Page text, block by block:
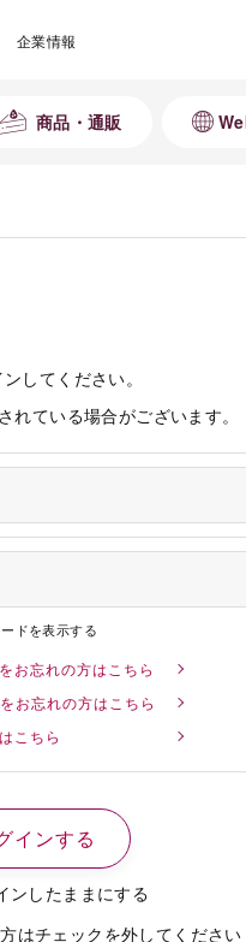
企業情報
商品・通販
してください。
ている場合がございます。
ドを表示する
お忘れの方はこちら
お忘れの方はこちら
こちら
ンしたままにする
はチェックを外してください